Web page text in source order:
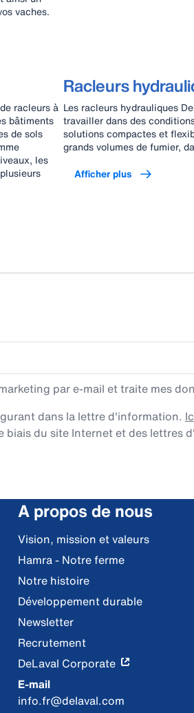
vaches.
racleurs à
bâtiments
de sols
les
Racleurs
Les racleurs hydrauliques
travailler dans des
solutions compactes et
grands volumes de fumier,
Afficher plus
par e-mail et traite mes
dans la lettre d'information.
du site Internet et des lettres
A propos de nous
Vision, mission et valeurs
Hamra - Notre ferme
Notre histoire
Développement durable
Newsletter
Recrutement
DeLaval Corporate
E-mail
info.fr@delaval.com